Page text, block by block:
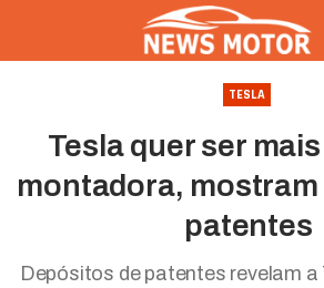
TESLA
Tesla quer ser
montadora, mostram
patentes
Depósitos de patentes revelam a